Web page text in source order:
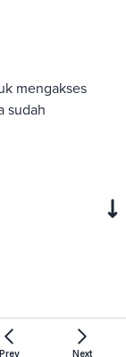
mengakses
sudah
Prev Next